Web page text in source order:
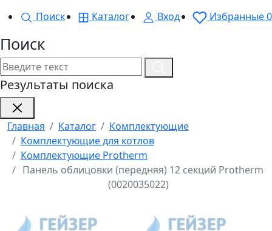
Поиск
Каталог Вход Избранные0
Поиск
Результаты поиска
Главная Каталог
Комплектующие
Комплектующие для котлов
Комплектующие Protherm
Панель облицовки (передняя) 12 секций Protherm
(0020035022)